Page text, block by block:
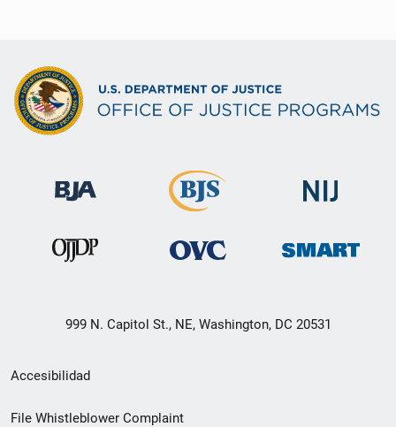
999 N. Capitol St., NE, Washington, DC 20531
Menú
de
Accesibilidad
File Whistleblower Complaint